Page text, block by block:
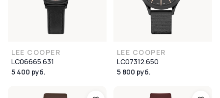
LEE COOPER
LC06665.631
5 400 руб.
LEE COOPER
LC07312.650
5 800 руб.